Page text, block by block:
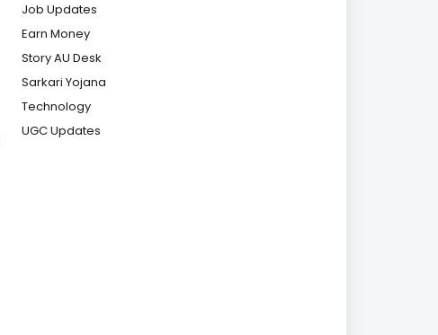
Job Updates
Earn Money
Story AU Desk
Sarkari Yojana
Technology
UGC Updates